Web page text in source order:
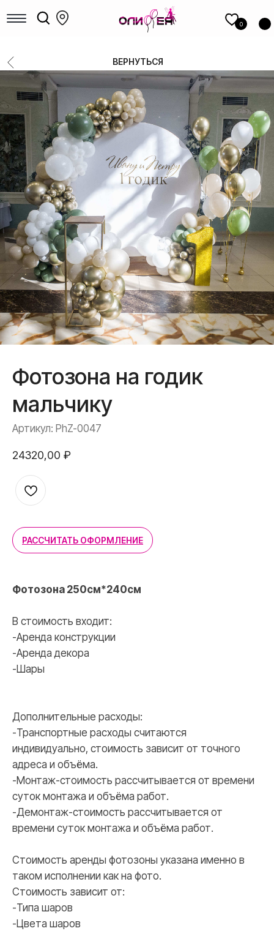
0
ВЕРНУТЬСЯ
КАТАЛОГ шаров
ФОТОЗОНЫ
Доставка и оплата
Полезное
Контакты
Обо мне
+7 (967) 271-77-21
Мужчинам, парням
Большие шары
Коробки с шарами
Шары для гендер-пати
Фольгированные фигуры
Новый год
Выпускные
Выписка
Цифры
14 Февраля
8 Марта
1 сентября
РАСПРОДАЖА
Шары под потолок
Фотозона на годик
мальчику
Артикул: PhZ-0047
24320,00 ₽
РАССЧИТАТЬ ОФОРМЛЕНИЕ
Фотозона 250см*240см
В стоимость входит:
-Аренда конструкции
-Аренда декора
-Шары
Дополнительные расходы:
-Транспортные расходы считаются
индивидуально, стоимость зависит от точного
адреса и объёма.
-Монтаж-стоимость рассчитывается от времени
суток монтажа и объёма работ.
-Демонтаж-стоимость рассчитывается от
времени суток монтажа и объёма работ.
Стоимость аренды фотозоны указана именно в
таком исполнении как на фото.
Стоимость зависит от:
-Типа шаров
-Цвета шаров